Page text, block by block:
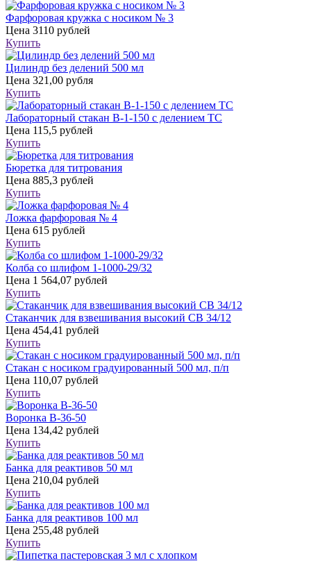
Фарфоровая кружка с носиком № 3
Цена 3110 рублей
Купить
Цилиндр без делений 500 мл
Цена 321,00 рубля
Купить
Лабораторный стакан В-1-150 с делением ТС
Цена 115,5 рублей
Купить
Бюретка для титрования
Цена 885,3 рублей
Купить
Ложка фарфоровая № 4
Цена 615 рублей
Купить
Колба со шлифом 1-1000-29/32
Цена 1 564,07 рублей
Купить
Стаканчик для взвешивания высокий СВ 34/12
Цена 454,41 рублей
Купить
Стакан с носиком градуированный 500 мл, п/п
Цена 110,07 рублей
Купить
Воронка В-36-50
Цена 134,42 рублей
Купить
Банка для реактивов 50 мл
Цена 210,04 рублей
Купить
Банка для реактивов 100 мл
Цена 255,48 рублей
Купить